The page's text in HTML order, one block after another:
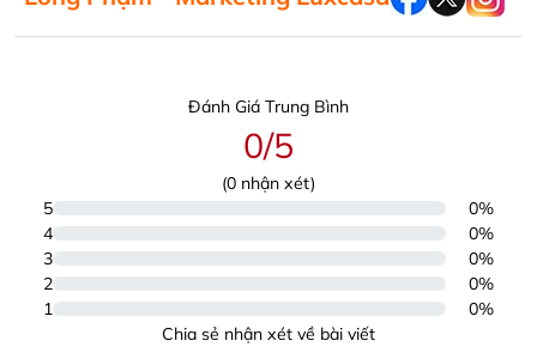
Đánh Giá Trung Bình
0/5
(0 nhận xét)
5
0%
4
0%
3
0%
2
0%
1
0%
Chia sẻ nhận xét về bài viết